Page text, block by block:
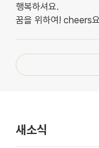
행복하셔요.
꿈을 위하여! cheers
새소식